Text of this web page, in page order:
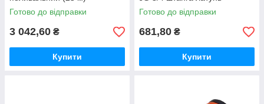
Готово до відправки
3 042,60 ₴
Купити
Готово до відправки
681,80 ₴
Купити